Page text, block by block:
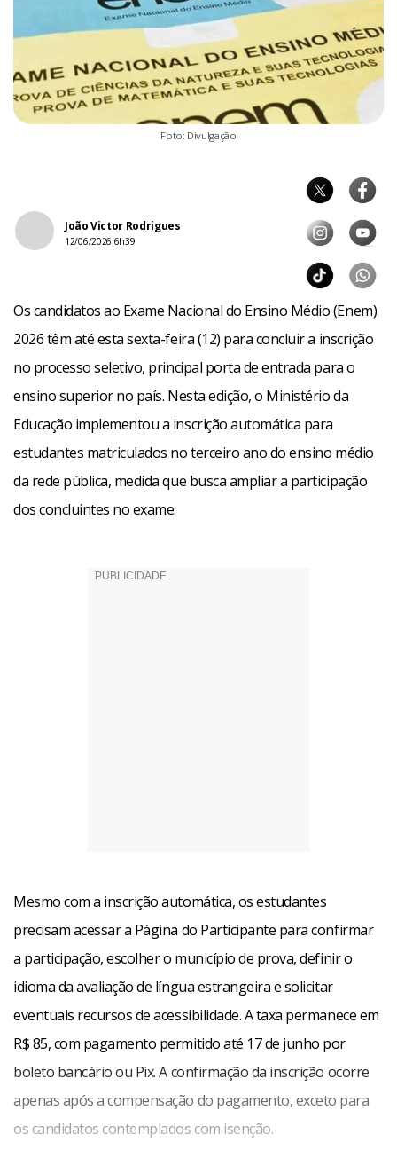
Foto: Divulgação
João Victor Rodrigues
12/06/2026 6h39
Os candidatos ao Exame Nacional do Ensino Médio (Enem)
2026 têm até esta sexta-feira (12) para concluir a inscrição
no processo seletivo, principal porta de entrada para o
ensino superior no país. Nesta edição, o Ministério da
Educação implementou a inscrição automática para
estudantes matriculados no terceiro ano do ensino médio
da rede pública, medida que busca ampliar a participação
dos concluintes no exame.
Mesmo com a inscrição automática, os estudantes
precisam acessar a Página do Participante para confirmar
a participação, escolher o município de prova, definir o
idioma da avaliação de língua estrangeira e solicitar
eventuais recursos de acessibilidade. A taxa permanece em
R$ 85, com pagamento permitido até 17 de junho por
boleto bancário ou Pix. A confirmação da inscrição ocorre
apenas após a compensação do pagamento, exceto para
os candidatos contemplados com isenção.